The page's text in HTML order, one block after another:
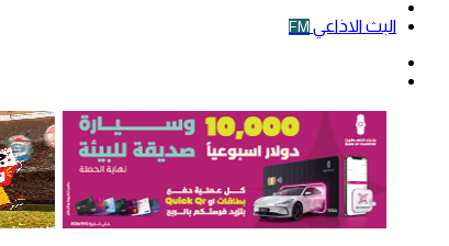
البث الاذاعي FM